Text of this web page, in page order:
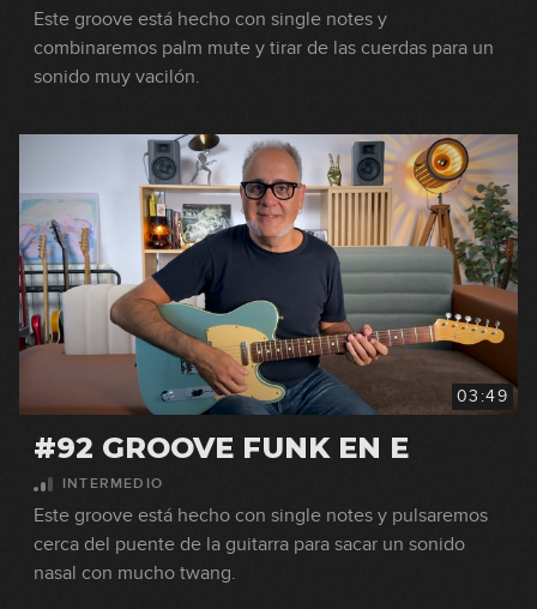
Este groove está hecho con single notes y
combinaremos palm mute y tirar de las cuerdas para un
sonido muy vacilón.
03:49
#92 GROOVE FUNK EN E
INTERMEDIO
Este groove está hecho con single notes y pulsaremos
cerca del puente de la guitarra para sacar un sonido
nasal con mucho twang.